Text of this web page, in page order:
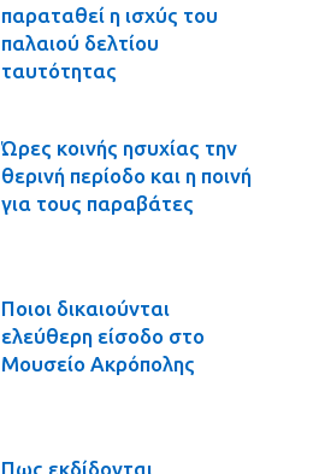
παραταθεί η ισχύς του
παλαιού δελτίου
ταυτότητας
Ώρες κοινής ησυχίας την
θερινή περίοδο και η ποινή
για τους παραβάτες
Ποιοι δικαιούνται
ελεύθερη είσοδο στο
Μουσείο Ακρόπολης
Πως εκδίδονται